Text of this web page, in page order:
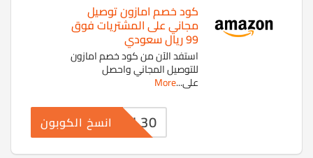
كود خصم امازون توصيل
مجاني على المشتريات فوق
99 ريال سعودي
استفد الآن من كود خصم امازون
للتوصيل المجاني واحصل
على...
More
WEL30 انسخ الكوبون